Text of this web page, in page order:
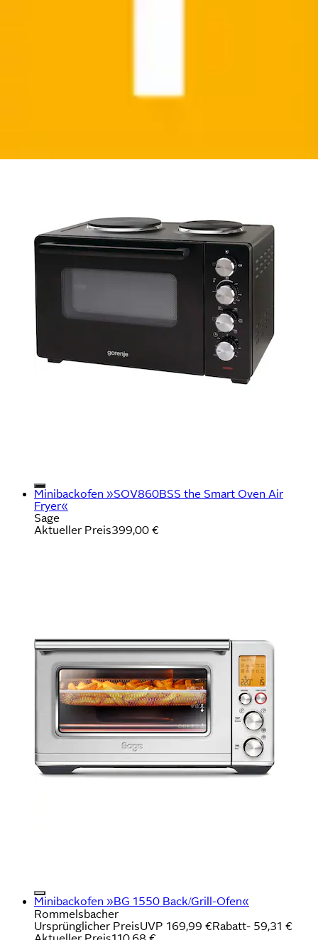
Minibackofen »SOV860BSS the Smart Oven Air
Fryer«
Sage
Aktueller Preis399,00 €
Minibackofen »BG 1550 Back/Grill-Ofen«
Rommelsbacher
Ursprünglicher PreisUVP 169,99 €Rabatt- 59,31 €